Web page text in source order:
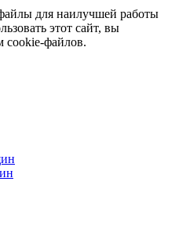
для наилучшей работы
этот сайт, вы
cookie-файлов.